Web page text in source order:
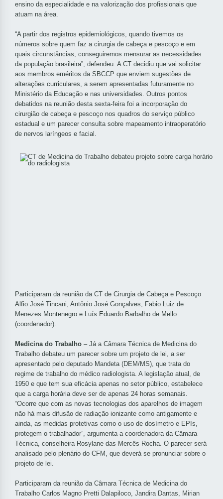
ensino da especialidade e na valorização dos profissionais que
atuam na área.
“A partir dos registros epidemiológicos, quando tivemos os
números sobre quem faz a cirurgia de cabeça e pescoço e em
quais circunstâncias, conseguiremos mensurar as necessidades
da população brasileira”, defendeu. A CT decidiu que vai solicitar
aos membros eméritos da SBCCP que enviem sugestões de
alterações curriculares, a serem apresentadas futuramente no
Ministério da Educação e nas universidades. Outros pontos
debatidos na reunião desta sexta-feira foi a incorporação do
cirurgião de cabeça e pescoço nos quadros do serviço público
estadual e um parecer consulta sobre mapeamento intraoperatório
de nervos laríngeos e facial.
Participaram da reunião da CT de Cirurgia de Cabeça e Pescoço
Alfio José Tincani, Antônio José Gonçalves, Fabio Luiz de
Menezes Montenegro e Luís Eduardo Barbalho de Mello
(coordenador).
Medicina do Trabalho – Já a Câmara Técnica de Medicina do
Trabalho debateu um parecer sobre um projeto de lei, a ser
apresentado pelo deputado Mandeta (DEM/MS), que trata do
regime de trabalho do médico radiologista. A legislação atual, de
1950 e que tem sua eficácia apenas no setor público, estabelece
que a carga horária deve ser de apenas 24 horas semanais.
“Ocorre que com as novas tecnologias dos aparelhos de imagem
não há mais difusão de radiação ionizante como antigamente e
ainda, as medidas protetivas como o uso de dosímetro e EPIs,
protegem o trabalhador”, argumenta a coordenadora da Câmara
Técnica, conselheira Rosylane das Mercês Rocha. O parecer será
analisado pelo plenário do CFM, que deverá se pronunciar sobre o
projeto de lei.
Participaram da reunião da Câmara Técnica de Medicina do
Trabalho Carlos Magno Pretti Dalapiloco, Jandira Dantas, Mirian